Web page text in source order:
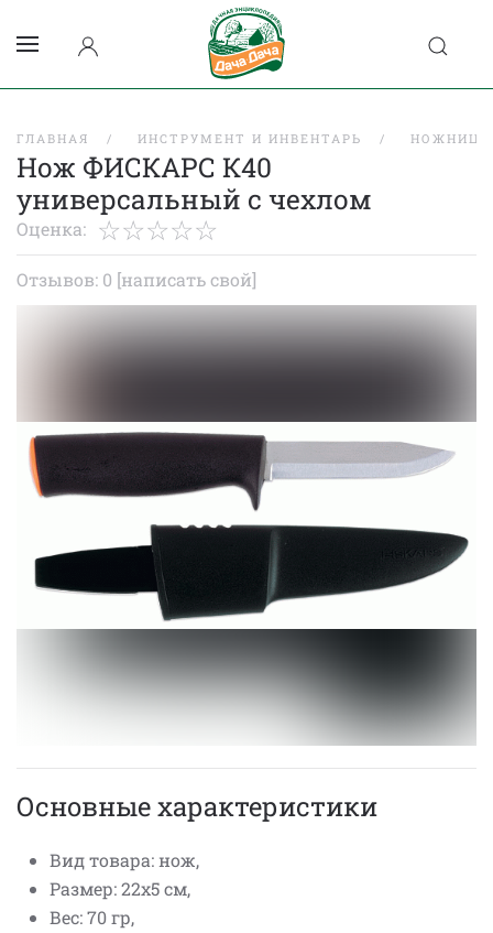
ГЛАВНАЯ ИНСТРУМЕНТ И ИНВЕНТАРЬ НОЖНИЦЫ
Нож ФИСКАРС К40
универсальный с чехлом
Оценка:
Отзывов: 0 [написать свой]
Основные характеристики
Вид товара: нож,
Размер: 22х5 см,
Вес: 70 гр,